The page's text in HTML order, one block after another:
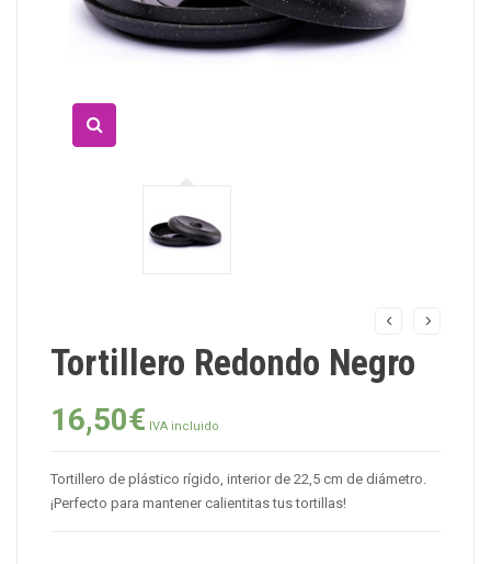
Tortillero Redondo Negro
16,50€ IVA incluido
Tortillero de plástico rígido, interior de 22,5 cm de diámetro.
¡Perfecto para mantener calientitas tus tortillas!